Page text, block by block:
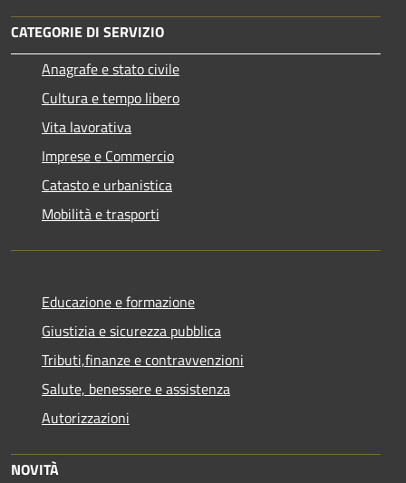
CATEGORIE DI SERVIZIO
Anagrafe e stato civile
Cultura e tempo libero
Vita lavorativa
Imprese e Commercio
Catasto e urbanistica
Mobilità e trasporti
Educazione e formazione
Giustizia e sicurezza pubblica
Tributi,finanze e contravvenzioni
Salute, benessere e assistenza
Autorizzazioni
NOVITÀ